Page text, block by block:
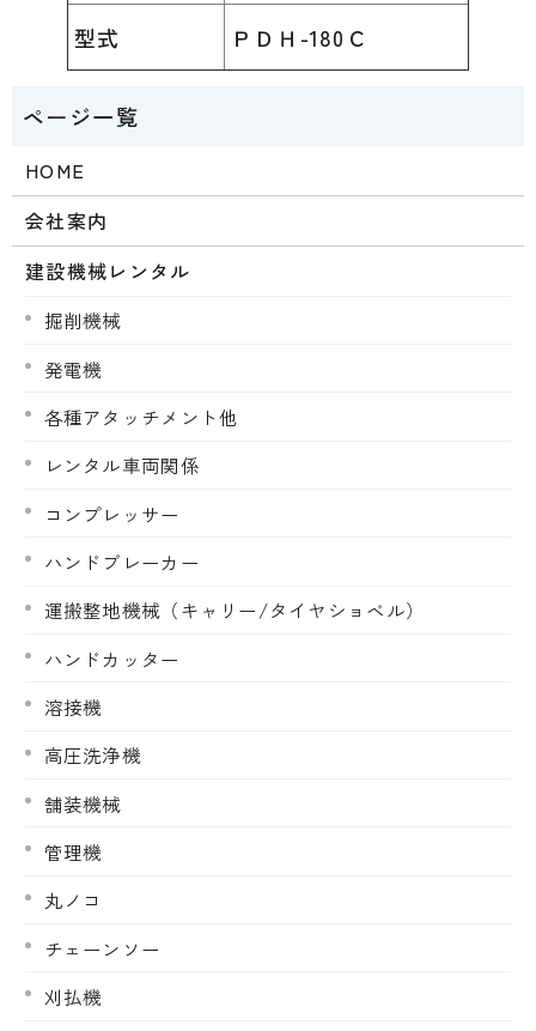
型式 ＰＤＨ-180Ｃ
HOME
会社案内
建設機械レンタル
掘削機械
発電機
各種アタッチメント他
レンタル車両関係
コンプレッサー
ハンドブレーカー
運搬整地機械（キャリー/タイヤショベル）
ハンドカッター
溶接機
高圧洗浄機
舗装機械
管理機
丸ノコ
チェーンソー
刈払機